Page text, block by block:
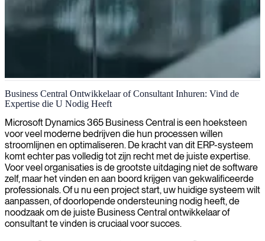
Microsoft Business Central implementatie
Wij bieden consultancy in Microsoft Business Central om u te
helpen uw bedrijfsprocessen te optimaliseren en uw financiële
managementcapaciteiten te verbeteren.
Business Central Ontwikkelaar of Consultant Inhuren: Vind de
Expertise die U Nodig Heeft
Microsoft Dynamics 365 Business Central is een hoeksteen
voor veel moderne bedrijven die hun processen willen
stroomlijnen en optimaliseren. De kracht van dit ERP-systeem
komt echter pas volledig tot zijn recht met de juiste expertise.
Voor veel organisaties is de grootste uitdaging niet de software
zelf, maar het vinden en aan boord krijgen van gekwalificeerde
professionals. Of u nu een project start, uw huidige systeem wilt
aanpassen, of doorlopende ondersteuning nodig heeft, de
noodzaak om de juiste Business Central ontwikkelaar of
consultant te vinden is cruciaal voor succes.